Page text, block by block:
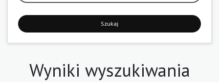
Szukaj
Wyniki wyszukiwania